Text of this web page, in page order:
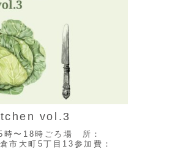
vol.3
〜18時ごろ場 所：
大町5丁目13参加費：